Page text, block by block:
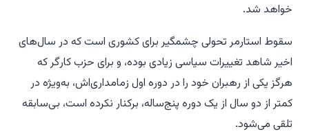
خواهد شد.
سقوط استارمر تحولی چشمگیر برای کشوری است که در سال‌های
اخیر شاهد تغییرات سیاسی زیادی بوده، و برای حزب کارگر که
هرگز یکی از رهبران خود را در دوره اول زمامداری‌اش، به‌ویژه در
کمتر از دو سال از یک دوره پنج‌ساله، برکنار نکرده است، بی‌سابقه
تلقی می‌شود.